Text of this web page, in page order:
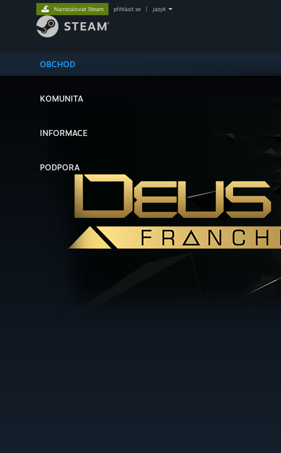
OBCHOD
KOMUNITA
INFORMACE
PODPORA
Nainstalovat Steam přihlásit se jazyk